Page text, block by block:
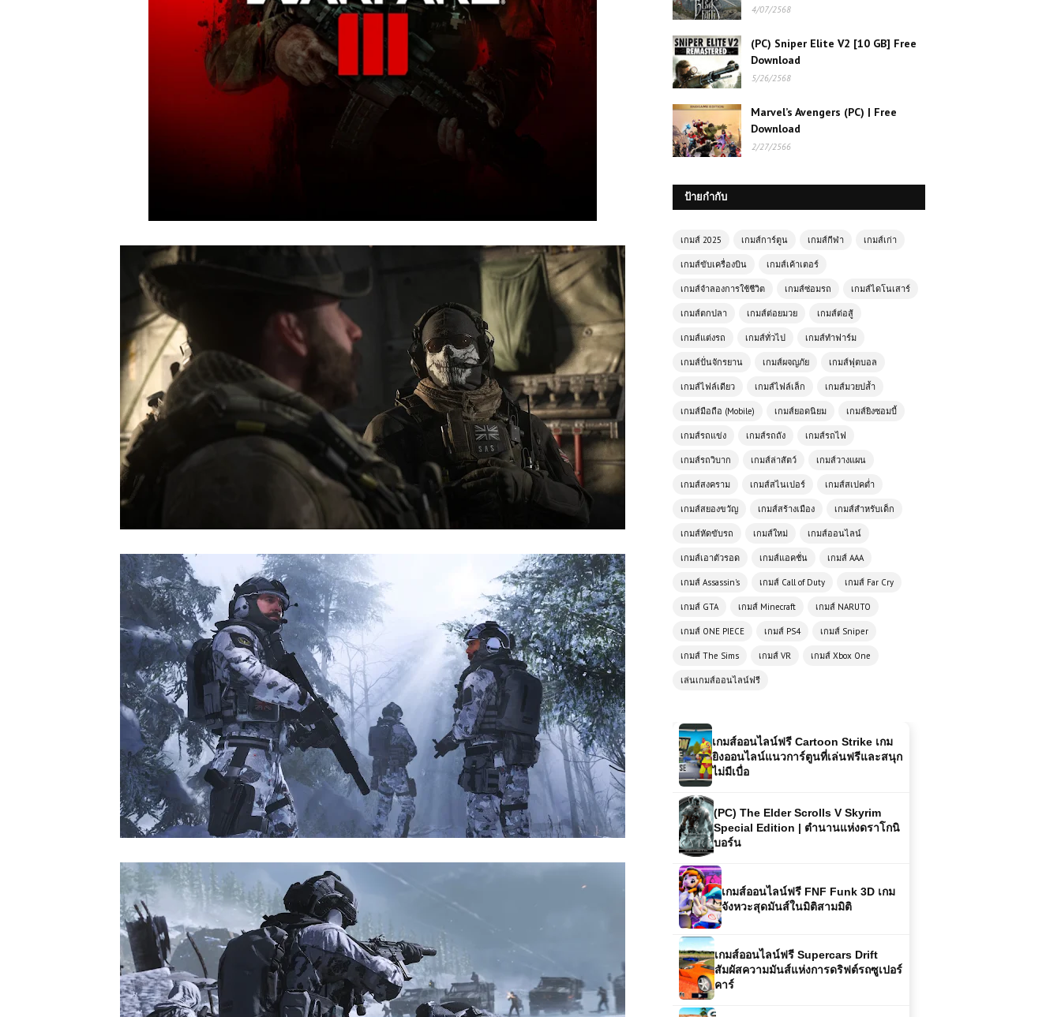
4/07/2568
(PC) Sniper Elite V2 [10 GB] Free
Download
5/26/2568
Marvel’s Avengers (PC) | Free
Download
2/27/2566
ป้ายกำกับ
เกมส์ 2025 เกมส์การ์ตูน เกมส์กีฬา เกมส์เก่า
เกมส์ขับเครื่องบิน เกมส์เค้าเตอร์
เกมส์จำลองการใช้ชีวิต เกมส์ซ่อมรถ เกมส์ไดโนเสาร์
เกมส์ตกปลา เกมส์ต่อยมวย เกมส์ต่อสู้
เกมส์แต่งรถ เกมส์ทั่วไป เกมส์ทำฟาร์ม
เกมส์ปั่นจักรยาน เกมส์ผจญภัย เกมส์ฟุตบอล
เกมส์ไฟล์เดียว เกมส์ไฟล์เล็ก เกมส์มวยปล้ำ
เกมส์มือถือ (Mobile) เกมส์ยอดนิยม เกมส์ยิงซอมบี้
เกมส์รถแข่ง เกมส์รถถัง เกมส์รถไฟ
เกมส์รถวิบาก เกมส์ล่าสัตว์ เกมส์วางแผน
เกมส์สงคราม เกมส์สไนเปอร์ เกมส์สเปคต่ำ
เกมส์สยองขวัญ เกมส์สร้างเมือง เกมส์สำหรับเด็ก
เกมส์หัดขับรถ เกมส์ใหม่ เกมส์ออนไลน์
เกมส์เอาตัวรอด เกมส์แอคชั่น เกมส์ AAA
เกมส์ Assassin's เกมส์ Call of Duty เกมส์ Far Cry
เกมส์ GTA เกมส์ Minecraft เกมส์ NARUTO
เกมส์ ONE PIECE เกมส์ PS4 เกมส์ Sniper
เกมส์ The Sims เกมส์ VR เกมส์ Xbox One
เล่นเกมส์ออนไลน์ฟรี
เกมส์ออนไลน์ฟรี Escape Car เกม
ความท้าทายบนท้องถนนที่ไม่เคยหยุด
เกมออนไลน์ฟรี Rome Simulator
สัมผัสชีวิตในจักรวรรดิโรมัน
เกมส์ออนไลน์ฟรี Cartoon Strike เกม
(PC) The Elder Scrolls V Skyrim
Special Edition | ตำนานแห่งดราโกนิ
เกมส์ออนไลน์ฟรี FNF Funk 3D เกม
เกมส์ออนไลน์ฟรี Supercars Drift
สัมผัสความมันส์แห่งการดริฟต์รถซูเปอร์
คาร์
เกมส์ออนไลน์ฟรี Grand Extreme
Racing เกมแข่งรถสุดมันส์แบบเต็มส